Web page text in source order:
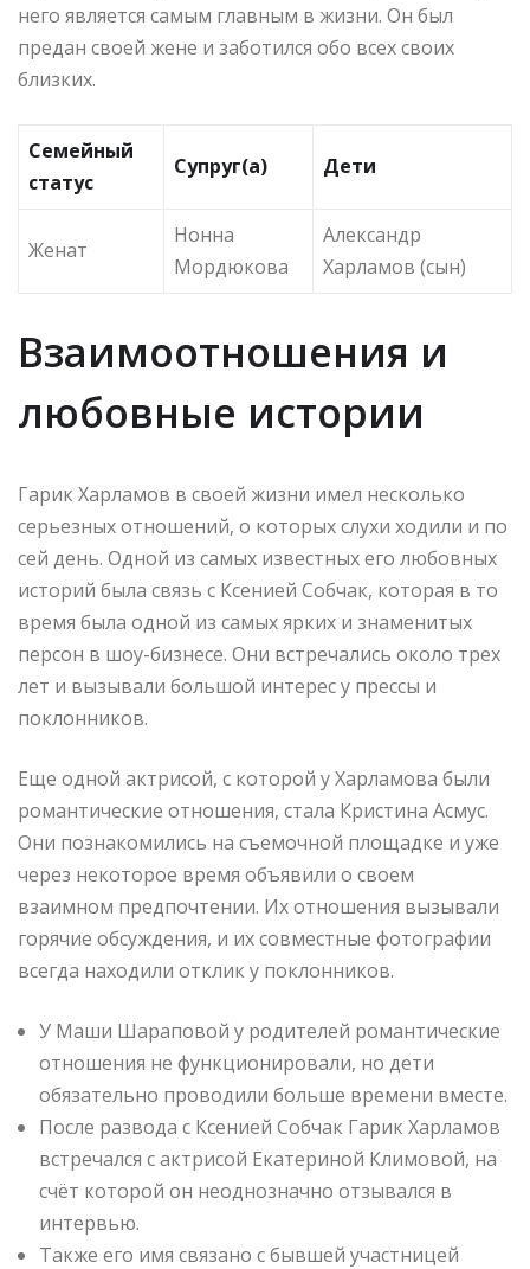
него является самым главным в жизни. Он был
предан своей жене и заботился обо всех своих
близких.
Семейный
статус
Супруг(а) Дети
Женат
Нонна
Мордюкова
Александр
Харламов (сын)
Взаимоотношения и
любовные истории
Гарик Харламов в своей жизни имел несколько
серьезных отношений, о которых слухи ходили и по
сей день. Одной из самых известных его любовных
историй была связь с Ксенией Собчак, которая в то
время была одной из самых ярких и знаменитых
персон в шоу-бизнесе. Они встречались около трех
лет и вызывали большой интерес у прессы и
поклонников.
Еще одной актрисой, с которой у Харламова были
романтические отношения, стала Кристина Асмус.
Они познакомились на съемочной площадке и уже
через некоторое время объявили о своем
взаимном предпочтении. Их отношения вызывали
горячие обсуждения, и их совместные фотографии
всегда находили отклик у поклонников.
У Маши Шараповой у родителей романтические
отношения не функционировали, но дети
обязательно проводили больше времени вместе.
После развода с Ксенией Собчак Гарик Харламов
встречался с актрисой Екатериной Климовой, на
счёт которой он неоднозначно отзывался в
интервью.
Также его имя связано с бывшей участницей